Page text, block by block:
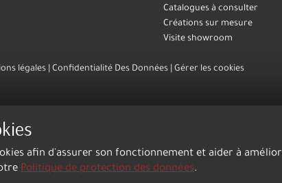
Catalogues à consulter
Créations sur mesure
Visite showroom
légales Confidentialité Des Données Gérer les cookies
afin d'assurer son fonctionnement et aider à
Politique de protection des données.